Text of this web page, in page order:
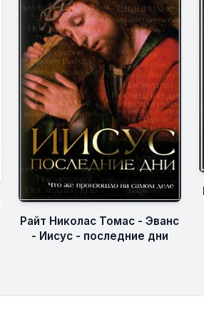
Райт Николас Томас - Эванс
- Иисус - последние дни